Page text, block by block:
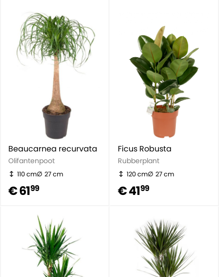
Beaucarnea recurvata
Olifantenpoot
110 cm 27 cm
€ 6199
Ficus Robusta
Rubberplant
120 cm 27 cm
€ 4199